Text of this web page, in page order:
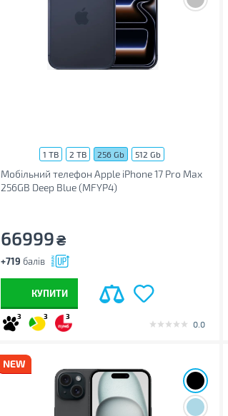
1 TB 2 TB 256 Gb 512 Gb
Мобільний телефон Apple iPhone 17 Pro Max
256GB Deep Blue (MFYP4)
66999₴
+719 балів
КУПИТИ
3 3 3
0.0